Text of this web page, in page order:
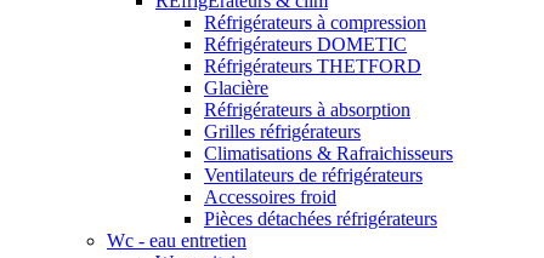
Réfrigérateurs à compression
Réfrigérateurs DOMETIC
Réfrigérateurs THETFORD
Glacière
Réfrigérateurs à absorption
Grilles réfrigérateurs
Climatisations & Rafraichisseurs
Ventilateurs de réfrigérateurs
Accessoires froid
Pièces détachées réfrigérateurs
Wc - eau entretien